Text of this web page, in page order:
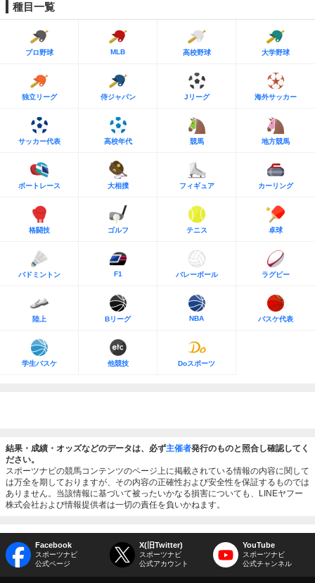
種目一覧
プロ野球 MLB 高校野球 大学野球
独立リーグ 侍ジャパン Jリーグ 海外サッカー
サッカー代表 高校年代 競馬 地方競馬
ボートレース 大相撲 フィギュア カーリング
格闘技 ゴルフ テニス 卓球
バドミントン F1 バレーボール ラグビー
陸上 Bリーグ NBA バスケ代表
学生バスケ 他競技 Doスポーツ
結果・成績・オッズなどのデータは、必ず主催者発行のものと照合し確認してく
ださい。
スポーツナビの競馬コンテンツのページ上に掲載されている情報の内容に関して
は万全を期しておりますが、その内容の正確性および安全性を保証するものでは
ありません。当該情報に基づいて被ったいかなる損害についても、LINEヤフー
株式会社および情報提供者は一切の責任を負いかねます。
Facebook
スポーツナビ
公式ページ
X(旧Twitter)
スポーツナビ
公式アカウント
YouTube
スポーツナビ
公式チャンネル